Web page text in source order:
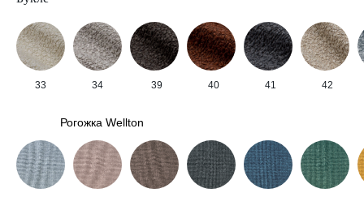
33 34 39 40 41 42
Рогожка Wellton